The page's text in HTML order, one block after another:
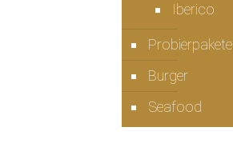
Iberico
Probierpakete
Burger
Seafood